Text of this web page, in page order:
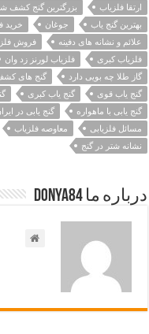
ارتقا فلزیاب
بزرگترین گنج کشف
بهترین گنج یاب
جوغان خرید
علائم و نشانه های دفینه
فروش
فلزیاب کبری
فلزیاب لورنز زد وان
گاز طلا چه بویی دارد
گنج های
گنج یاب قوی
گنج یاب کبری
گنج یابی با ماهواره
گنج یابی در
مسائل فلزیابی
معاوصه فلزیاب
نشانه شتر در گنج
درباره ما Donya84